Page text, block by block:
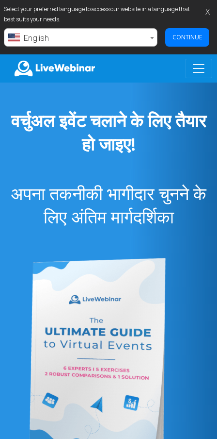
Select your preferred language to access our website in a language that
best suits your needs.
English CONTINUE
X
वर्चुअल इवेंट चलाने के लिए तैयार
हो जाइए!
अपना तकनीकी भागीदार चुनने के
लिए अंतिम मार्गदर्शिका